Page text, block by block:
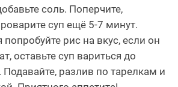
соль. Поперчите,
суп ещё 5-7 минут.
попробуйте рис на вкус, если он
оставьте суп вариться до
Подавайте, разлив по тарелкам и